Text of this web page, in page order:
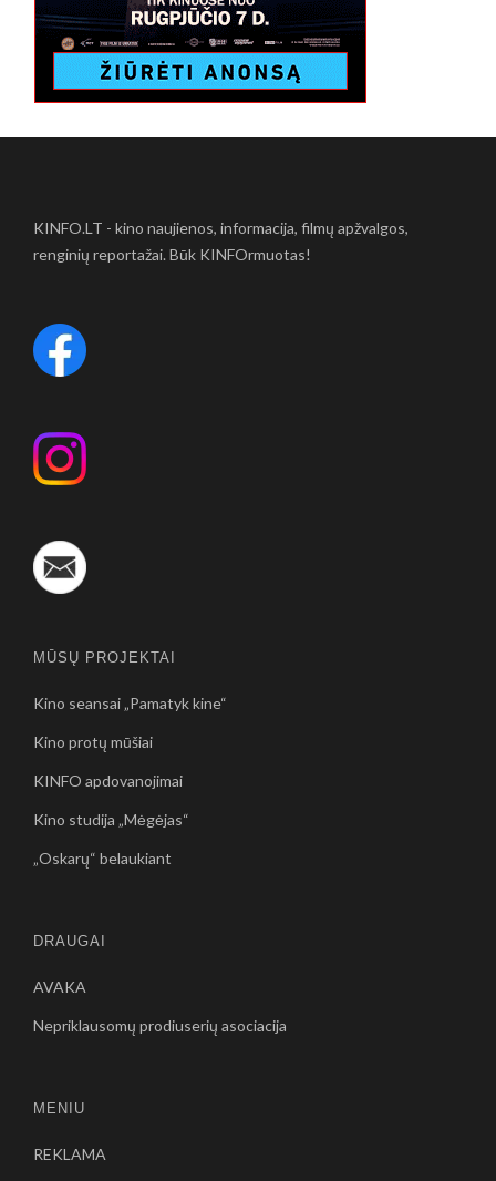
KINFO.LT - kino naujienos, informacija, filmų apžvalgos,
renginių reportažai. Būk KINFOrmuotas!
MŪSŲ PROJEKTAI
Kino seansai „Pamatyk kine“
Kino protų mūšiai
KINFO apdovanojimai
Kino studija „Mėgėjas“
„Oskarų“ belaukiant
DRAUGAI
AVAKA
Nepriklausomų prodiuserių asociacija
MENIU
REKLAMA